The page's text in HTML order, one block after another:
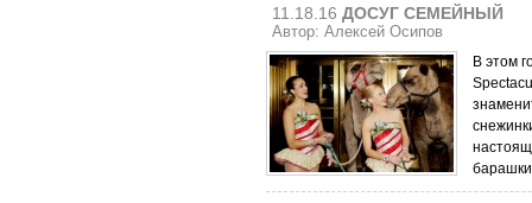
11.18.16 ДОСУГ СЕМЕЙНЫЙ
Автор: Алексей Осипов
В этом